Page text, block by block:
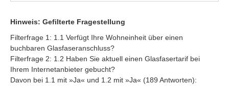
Hinweis: Gefilterte Fragestellung
Filterfrage 1: 1.1 Verfügt Ihre Wohneinheit über einen
buchbaren Glasfaseranschluss?
Filterfrage 2: 1.2 Haben Sie aktuell einen Glasfasertarif bei
Ihrem Internetanbieter gebucht?
Davon bei 1.1 mit »Ja« und 1.2 mit »Ja« (189 Antworten):